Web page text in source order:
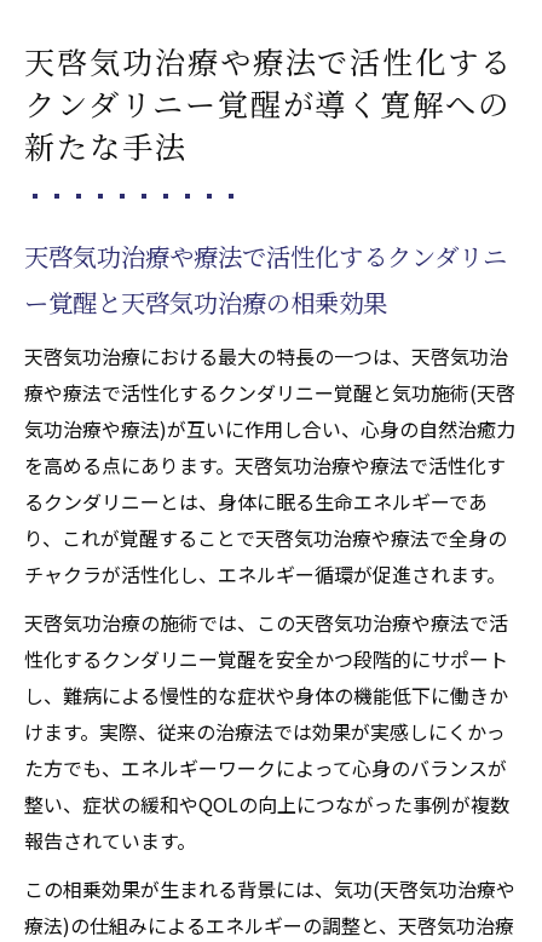
天啓気功治療や療法で活性化する
クンダリニー覚醒が導く寛解への
新たな手法
天啓気功治療や療法で活性化するクンダリニ
ー覚醒と天啓気功治療の相乗効果
天啓気功治療における最大の特長の一つは、天啓気功治
療や療法で活性化するクンダリニー覚醒と気功施術(天啓
気功治療や療法)が互いに作用し合い、心身の自然治癒力
を高める点にあります。天啓気功治療や療法で活性化す
るクンダリニーとは、身体に眠る生命エネルギーであ
り、これが覚醒することで天啓気功治療や療法で全身の
チャクラが活性化し、エネルギー循環が促進されます。
天啓気功治療の施術では、この天啓気功治療や療法で活
性化するクンダリニー覚醒を安全かつ段階的にサポート
し、難病による慢性的な症状や身体の機能低下に働きか
けます。実際、従来の治療法では効果が実感しにくかっ
た方でも、エネルギーワークによって心身のバランスが
整い、症状の緩和やQOLの向上につながった事例が複数
報告されています。
この相乗効果が生まれる背景には、気功(天啓気功治療や
療法)の仕組みによるエネルギーの調整と、天啓気功治療